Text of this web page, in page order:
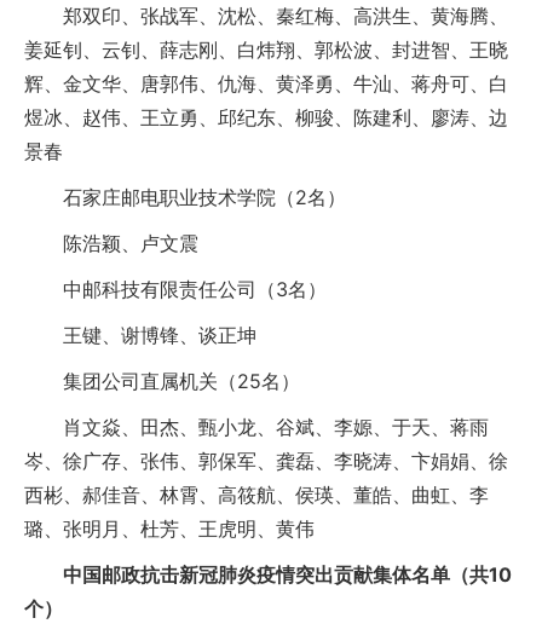
郑双印、张战军、沈松、秦红梅、高洪生、黄海腾、
姜延钊、云钊、薛志刚、白炜翔、郭松波、封进智、王晓
辉、金文华、唐郭伟、仇海、黄泽勇、牛汕、蒋舟可、白
煜冰、赵伟、王立勇、邱纪东、柳骏、陈建利、廖涛、边
景春
石家庄邮电职业技术学院（2名）
陈浩颖、卢文震
中邮科技有限责任公司（3名）
王键、谢博锋、谈正坤
集团公司直属机关（25名）
肖文焱、田杰、甄小龙、谷斌、李嫄、于天、蒋雨
岑、徐广存、张伟、郭保军、龚磊、李晓涛、卞娟娟、徐
西彬、郝佳音、林霄、高筱航、侯瑛、董皓、曲虹、李
璐、张明月、杜芳、王虎明、黄伟
中国邮政抗击新冠肺炎疫情突出贡献集体名单（共10
个）